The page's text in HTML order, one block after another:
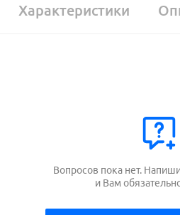
Характеристики
Вопросов пока нет.
и Вам